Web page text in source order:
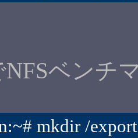
NFSベンチ
mkdir /